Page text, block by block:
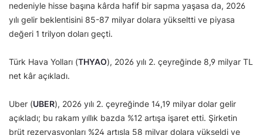
nedeniyle hisse başına kârda hafif bir sapma yaşasa da, 2026
yılı gelir beklentisini 85-87 milyar dolara yükseltti ve piyasa
değeri 1 trilyon doları geçti.
Türk Hava Yolları (THYAO), 2026 yılı 2. çeyreğinde 8,9 milyar TL
net kâr açıkladı.
Uber (UBER), 2026 yılı 2. çeyreğinde 14,19 milyar dolar gelir
açıkladı; bu rakam yıllık bazda %12 artışa işaret etti. Şirketin
brüt rezervasyonları %24 artışla 58 milyar dolara yükseldi ve